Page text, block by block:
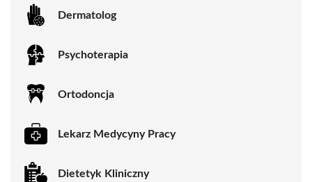
Dermatolog
Psychoterapia
Ortodoncja
Lekarz Medycyny Pracy
Dietetyk Kliniczny